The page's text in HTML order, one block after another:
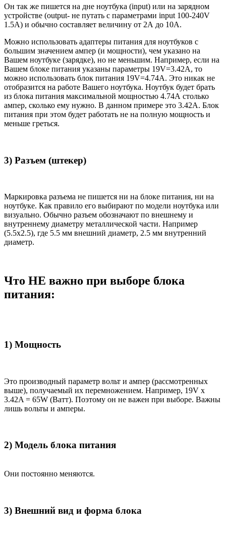
Он так же пишется на дне ноутбука (input) или на зарядном
устройстве (output- не путать с параметрами input 100-240V
1.5A) и обычно составляет величину от 2А до 10A.
Можно использовать адаптеры питания для ноутбуков с
большим значением ампер (и мощности), чем указано на
Вашем ноутбуке (зарядке), но не меньшим. Например, если на
Вашем блоке питания указаны параметры 19V=3.42A, то
можно использовать блок питания 19V=4.74A. Это никак не
отобразится на работе Вашего ноутбука. Ноутбук будет брать
из блока питания максимальной мощностью 4.74А столько
ампер, сколько ему нужно. В данном примере это 3.42А. Блок
питания при этом будет работать не на полную мощность и
меньше греться.
3) Разъем (штекер)
Маркировка разъема не пишется ни на блоке питания, ни на
ноутбуке. Как правило его выбирают по модели ноутбука или
визуально. Обычно разъем обозначают по внешнему и
внутреннему диаметру металлической части. Например
(5.5x2.5), где 5.5 мм внешний диаметр, 2.5 мм внутренний
диаметр.
Что НЕ важно при выборе блока
питания:
1) Мощность
Это производный параметр вольт и ампер (рассмотренных
выше), получаемый их перемножением. Например, 19V x
3.42A = 65W (Ватт). Поэтому он не важен при выборе. Важны
лишь вольты и амперы.
2) Модель блока питания
Они постоянно меняются.
3) Внешний вид и форма блока